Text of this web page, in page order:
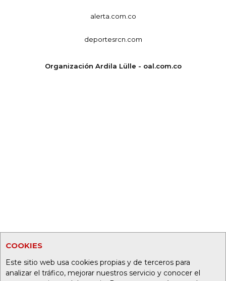
COOKIES
Este sitio web usa cookies propias y de terceros para
analizar el tráfico, mejorar nuestros servicio y conocer el
alerta.com.co
deportesrcn.com
Organización Ardila Lülle - oal.com.co